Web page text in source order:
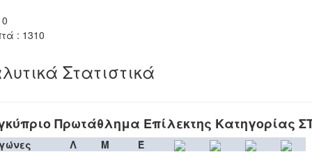
: 1310
Στατιστικά
Πρωτάθλημα Επίλεκτης Κατηγορίας
Λ Μ
Έ